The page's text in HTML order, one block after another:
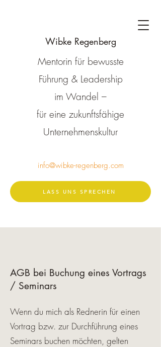
Wibke Regenberg
Mentorin für bewusste
Führung & Leadership
im Wandel –
für eine zukunftsfähige
Unternehmenskultur
info@wibke-regenberg.com
LASS UNS SPRECHEN
AGB bei Buchung eines Vortrags
/ Seminars
Wenn du mich als Rednerin für einen
Vortrag bzw. zur Durchführung eines
Seminars buchen möchten, gelten